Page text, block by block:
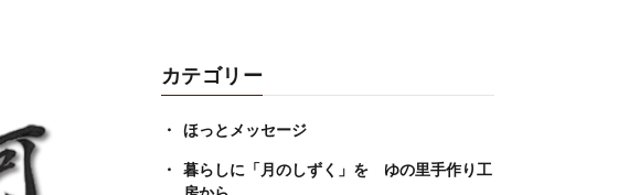
カテゴリー
ほっとメッセージ
暮らしに「月のしずく」を ゆの里手作り工